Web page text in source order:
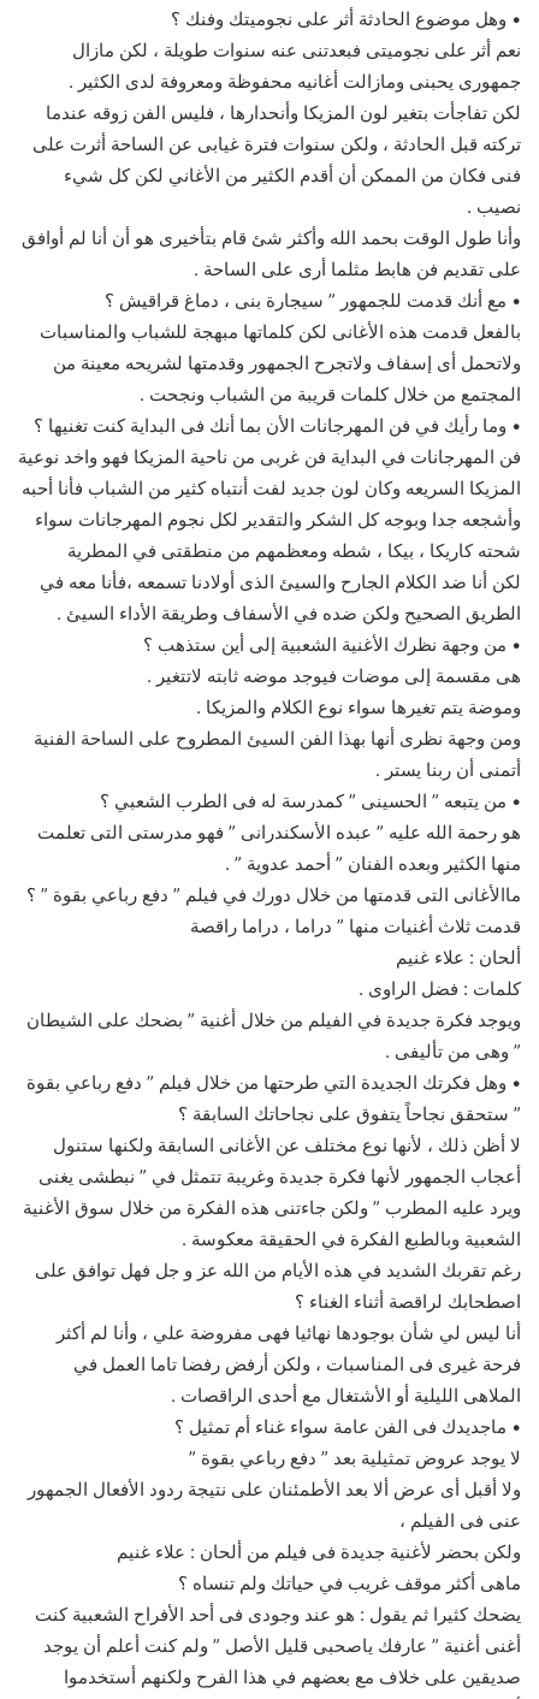
• وهل موضوع الحادثة أثر على نجوميتك وفنك ؟
نعم أثر على نجوميتى فبعدتنى عنه سنوات طويلة ، لكن مازال
جمهورى يحبنى ومازالت أغانيه محفوظة ومعروفة لدى الكثير .
لكن تفاجأت بتغير لون المزيكا وأنحدارها ، فليس الفن زوقه عندما
تركته قبل الحادثة ، ولكن سنوات فترة غيابى عن الساحة أثرت على
فنى فكان من الممكن أن أقدم الكثير من الأغاني لكن كل شيء
نصيب .
وأنا طول الوقت بحمد الله وأكثر شئ قام بتأخيرى هو أن أنا لم أوافق
على تقديم فن هابط مثلما أرى على الساحة .
• مع أنك قدمت للجمهور ” سيجارة بنى ، دماغ قراقيش ؟
بالفعل قدمت هذه الأغانى لكن كلماتها مبهجة للشباب والمناسبات
ولاتحمل أى إسفاف ولاتجرح الجمهور وقدمتها لشريحه معينة من
المجتمع من خلال كلمات قريبة من الشباب ونجحت .
• وما رأيك في فن المهرجانات الأن بما أنك فى البداية كنت تغنيها ؟
فن المهرجانات في البداية فن غربى من ناحية المزيكا فهو واخد نوعية
المزيكا السريعه وكان لون جديد لفت أنتباه كثير من الشباب فأنا أحبه
وأشجعه جدا وبوجه كل الشكر والتقدير لكل نجوم المهرجانات سواء
شحته كاريكا ، بيكا ، شطه ومعظمهم من منطقتى في المطرية
لكن أنا ضد الكلام الجارح والسيئ الذى أولادنا تسمعه ،فأنا معه في
الطريق الصحيح ولكن ضده في الأسفاف وطريقة الأداء السيئ .
• من وجهة نظرك الأغنية الشعبية إلى أين ستذهب ؟
هى مقسمة إلى موضات فيوجد موضه ثابته لاتتغير .
وموضة يتم تغيرها سواء نوع الكلام والمزيكا .
ومن وجهة نظرى أنها بهذا الفن السيئ المطروح على الساحة الفنية
أتمنى أن ربنا يستر .
• من يتبعه ” الحسينى ” كمدرسة له فى الطرب الشعبي ؟
هو رحمة الله عليه ” عبده الأسكندرانى ” فهو مدرستى التى تعلمت
منها الكثير وبعده الفنان ” أحمد عدوية ” .
ماالأغانى التى قدمتها من خلال دورك في فيلم ” دفع رباعي بقوة ” ؟
قدمت ثلاث أغنيات منها ” دراما ، دراما راقصة
ألحان : علاء غنيم
كلمات : فضل الراوى .
ويوجد فكرة جديدة في الفيلم من خلال أغنية ” بضحك على الشيطان
” وهى من تأليفى .
• وهل فكرتك الجديدة التي طرحتها من خلال فيلم ” دفع رباعي بقوة
” ستحقق نجاحاً يتفوق على نجاحاتك السابقة ؟
لا أظن ذلك ، لأنها نوع مختلف عن الأغانى السابقة ولكنها ستنول
أعجاب الجمهور لأنها فكرة جديدة وغريبة تتمثل في ” نبطشى يغنى
ويرد عليه المطرب ” ولكن جاءتنى هذه الفكرة من خلال سوق الأغنية
الشعبية وبالطبع الفكرة في الحقيقة معكوسة .
رغم تقربك الشديد في هذه الأيام من الله عز و جل فهل توافق على
اصطحابك لراقصة أثناء الغناء ؟
أنا ليس لي شأن بوجودها نهائيا فهى مفروضة علي ، وأنا لم أكثر
فرحة غيرى فى المناسبات ، ولكن أرفض رفضا تاما العمل في
الملاهى الليلية أو الأشتغال مع أحدى الراقصات .
• ماجديدك فى الفن عامة سواء غناء أم تمثيل ؟
لا يوجد عروض تمثيلية بعد ” دفع رباعي بقوة ”
ولا أقبل أى عرض ألا بعد الأطمئنان على نتيجة ردود الأفعال الجمهور
عنى فى الفيلم ،
ولكن بحضر لأغنية جديدة فى فيلم من ألحان : علاء غنيم
ماهى أكثر موقف غريب في حياتك ولم تنساه ؟
يضحك كثيرا ثم يقول : هو عند وجودى فى أحد الأفراح الشعبية كنت
أغنى أغنية ” عارفك ياصحبى قليل الأصل ” ولم كنت أعلم أن يوجد
صديقين على خلاف مع بعضهم في هذا الفرح ولكنهم أستخدموا